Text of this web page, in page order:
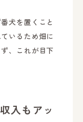
犬を置くこと
いるため畑に
、これが目下
入もアッ